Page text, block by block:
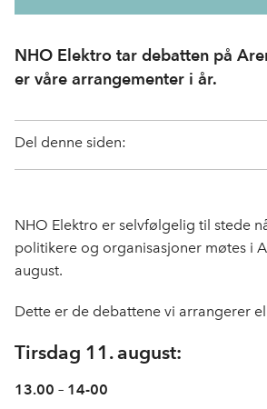
NHO Elektro tar debatten på
er våre arrangementer i år.
Del denne siden:
NHO Elektro er selvfølgelig til stede
politikere og organisasjoner møtes i
august.
Dette er de debattene vi arrangerer
Tirsdag 11. august:
13.00 – 14-00